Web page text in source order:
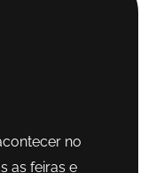
no
as feiras e